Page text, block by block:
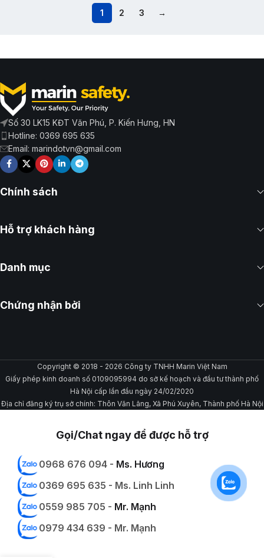
1 2 3 →
Số 30 LK15 KĐT Văn Phú, P. Kiến Hưng, HN
Hotline: 0369 695 635
Email: marindotvn@gmail.com
Chính sách
Hỗ trợ khách hàng
Danh mục
Chứng nhận bởi
Copyright © 2018 - 2026 Công ty TNHH Marin Việt Nam
Giấy phép kinh doanh số 0109095994 do sở kế hoạch và đầu tư thành phố
Hà Nội cấp lần đầu ngày 24/02/2020
Địa chỉ đăng ký trụ sở chính: Thôn Văn Lãng, Xã Phú Xuyên, Thành phố Hà Nội
Gọi/Chat ngay để được hỗ trợ
0968 676 094 - Ms. Hương
0369 695 635 - Ms. Linh Linh
0559 985 705 - Mr. Mạnh
0979 434 639 - Mr. Mạnh